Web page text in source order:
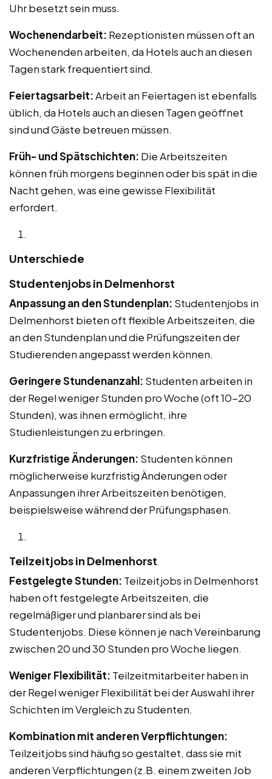
Uhr besetzt sein muss.
Wochenendarbeit: Rezeptionisten müssen oft an
Wochenenden arbeiten, da Hotels auch an diesen
Tagen stark frequentiert sind.
Feiertagsarbeit:Arbeit an Feiertagen ist ebenfalls
üblich, da Hotels auch an diesen Tagen geöffnet
sind und Gäste betreuen müssen.
Früh- und Spätschichten: Die Arbeitszeiten
können früh morgens beginnen oder bis spät in die
Nacht gehen, was eine gewisse Flexibilität
erfordert.
Unterschiede
Studentenjobs in Delmenhorst
Anpassung an den Stundenplan: Studentenjobs in
Delmenhorst bieten oft flexible Arbeitszeiten, die
an den Stundenplan und die Prüfungszeiten der
Studierenden angepasst werden können.
Geringere Stundenanzahl: Studenten arbeiten in
der Regel weniger Stunden pro Woche (oft 10-20
Stunden), was ihnen ermöglicht, ihre
Studienleistungen zu erbringen.
Kurzfristige Änderungen: Studenten können
möglicherweise kurzfristig Änderungen oder
Anpassungen ihrer Arbeitszeiten benötigen,
beispielsweise während der Prüfungsphasen.
Teilzeitjobs in Delmenhorst
Festgelegte Stunden: Teilzeitjobs in Delmenhorst
haben oft festgelegte Arbeitszeiten, die
regelmäßiger und planbarer sind als bei
Studentenjobs. Diese können je nach Vereinbarung
zwischen 20 und 30 Stunden pro Woche liegen.
Weniger Flexibilität: Teilzeitmitarbeiter haben in
der Regel weniger Flexibilität bei der Auswahl ihrer
Schichten im Vergleich zu Studenten.
Kombination mit anderen Verpflichtungen:
Teilzeitjobs sind häufig so gestaltet, dass sie mit
anderen Verpflichtungen (z.B. einem zweiten Job